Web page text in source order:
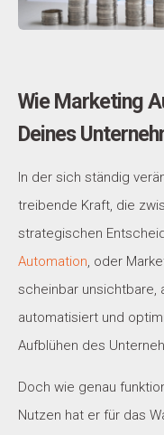
Wie Marketing
Deines
In der sich ständig
treibende Kraft, die
strategischen
Automation, oder
scheinbar unsichtbare,
automatisiert und
Aufblühen des
Doch wie genau
Nutzen hat er für das